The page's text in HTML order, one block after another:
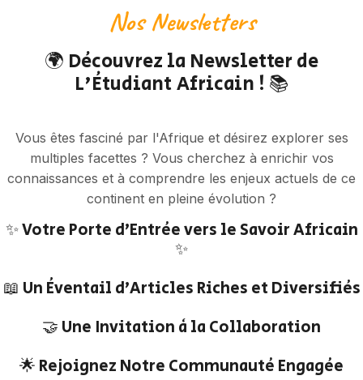
Nos Newsletters
🌍 Découvrez la Newsletter de
L'Étudiant Africain ! 📚
Vous êtes fasciné par l'Afrique et désirez explorer ses
multiples facettes ? Vous cherchez à enrichir vos
connaissances et à comprendre les enjeux actuels de ce
continent en pleine évolution ?
✨ Votre Porte d'Entrée vers le Savoir Africain
✨
📖 Un Éventail d'Articles Riches et Diversifiés
🤝 Une Invitation à la Collaboration
🌟 Rejoignez Notre Communauté Engagée